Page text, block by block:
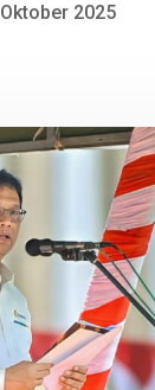
Oktober 2025